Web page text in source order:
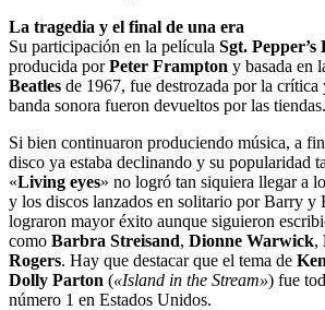
La tragedia y el final de una era
Su participación en la película Sgt.
producida porPeter Frampton y basada en
Beatles de 1967, fue destrozada por la crítica
banda sonora fueron devueltos por las tiendas.
Si bien continuaron produciendo música, a
disco ya estaba declinando y su popularidad
«Living eyes» no logró tan siquiera llegar a
y los discos lanzados en solitario por Barry y
lograron mayor éxito aunque siguieron
como Barbra Streisand, Dionne Warwick,
Rogers. Hay que destacar que el tema de
Dolly Parton («Island in the Stream») fue
número 1 en Estados Unidos.